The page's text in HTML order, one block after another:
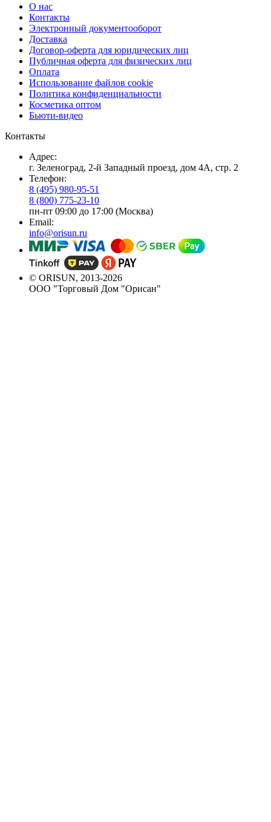
О нас
Контакты
Электронный документооборот
Доставка
Договор-оферта для юридических лиц
Публичная оферта для физических лиц
Оплата
Использование файлов cookie
Политика конфиденциальности
Косметика оптом
Бьюти-видео
Контакты
Адрес:
г. Зеленоград, 2-й Западный проезд, дом 4А, стр. 2
Телефон:
8 (495) 980-95-51
8 (800) 775-23-10
пн-пт 09:00 до 17:00 (Москва)
Email:
info@orisun.ru
© ORISUN, 2013-2026
ООО "Торговый Дом "Орисан"